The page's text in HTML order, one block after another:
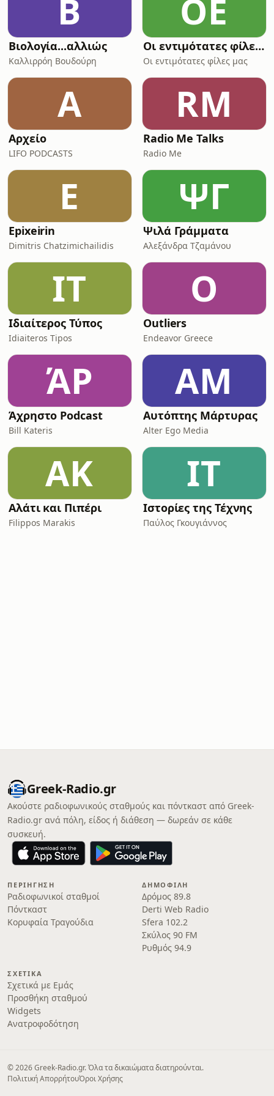
ΣΕΠ στο Ελληνικό Ανοικτό
Πανεπιστήμιο. Έχει διδάξ
Β
Βιολογία...αλλιώς
Καλλιρρόη Βουδούρη
ΟΕ
Οι εντιμότατες φίλες μας
Οι εντιμότατες φίλες μας
Α
Αρχείο
LIFO PODCASTS
RM
Radio Me Talks
Radio Me
E
Epixeirin
Dimitris Chatzimichailidis
ΨΓ
Ψιλά Γράμματα
Αλεξάνδρα Τζαμάνου
ΙΤ
Ιδιαίτερος Τύπος
Idiaiteros Tipos
O
Outliers
Endeavor Greece
ΆP
Άχρηστο Podcast
Bill Kateris
ΑΜ
Αυτόπτης Μάρτυρας
Alter Ego Media
ΑΚ
Αλάτι και Πιπέρι
Filippos Marakis
ΙΤ
Ιστορίες της Τέχνης
Παύλος Γκουγιάννος
Greek-Radio.gr
Ακούστε ραδιοφωνικούς σταθμούς και πόντκαστ από Greek-
Radio.gr ανά πόλη, είδος ή διάθεση — δωρεάν σε κάθε
συσκευή.
ΠΕΡΙΉΓΗΣΗ
Ραδιοφωνικοί σταθμοί
Πόντκαστ
Κορυφαία Τραγούδια
ΔΗΜΟΦΙΛΉ
Δρόμος 89.8
Derti Web Radio
Sfera 102.2
Σκύλος 90 FM
Ρυθμός 94.9
ΣΧΕΤΙΚΆ
Σχετικά με Εμάς
Προσθήκη σταθμού
Widgets
Ανατροφοδότηση
© 2026 Greek-Radio.gr. Όλα τα δικαιώματα διατηρούνται.
Πολιτική ΑπορρήτουΌροι Χρήσης